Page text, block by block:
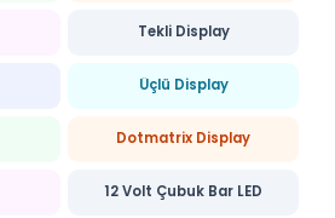
Tekli Display
Üçlü Display
Dotmatrix Display
12 Volt Çubuk Bar LED